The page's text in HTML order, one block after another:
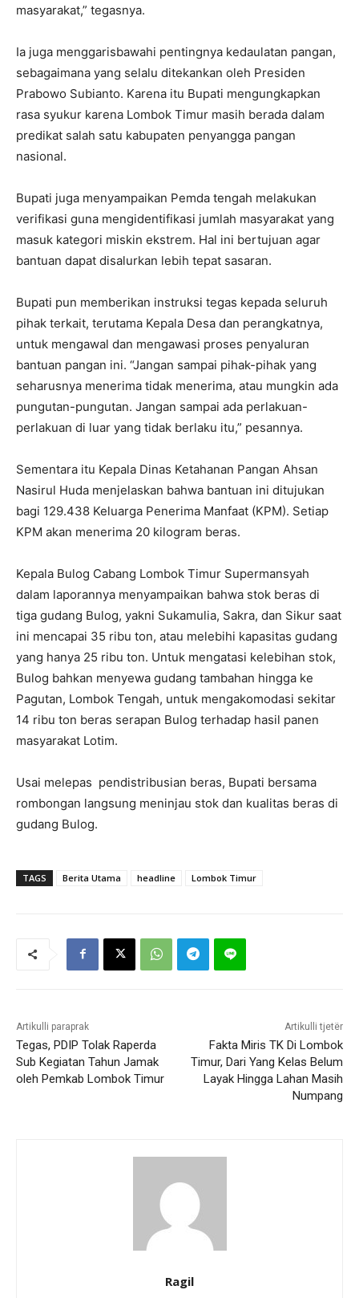
masyarakat,” tegasnya.
Ia juga menggarisbawahi pentingnya kedaulatan pangan,
sebagaimana yang selalu ditekankan oleh Presiden
Prabowo Subianto. Karena itu Bupati mengungkapkan
rasa syukur karena Lombok Timur masih berada dalam
predikat salah satu kabupaten penyangga pangan
nasional.
Bupati juga menyampaikan Pemda tengah melakukan
verifikasi guna mengidentifikasi jumlah masyarakat yang
masuk kategori miskin ekstrem. Hal ini bertujuan agar
bantuan dapat disalurkan lebih tepat sasaran.
Bupati pun memberikan instruksi tegas kepada seluruh
pihak terkait, terutama Kepala Desa dan perangkatnya,
untuk mengawal dan mengawasi proses penyaluran
bantuan pangan ini. “Jangan sampai pihak-pihak yang
seharusnya menerima tidak menerima, atau mungkin ada
pungutan-pungutan. Jangan sampai ada perlakuan-
perlakuan di luar yang tidak berlaku itu,” pesannya.
Sementara itu Kepala Dinas Ketahanan Pangan Ahsan
Nasirul Huda menjelaskan bahwa bantuan ini ditujukan
bagi 129.438 Keluarga Penerima Manfaat (KPM). Setiap
KPM akan menerima 20 kilogram beras.
Kepala Bulog Cabang Lombok Timur Supermansyah
dalam laporannya menyampaikan bahwa stok beras di
tiga gudang Bulog, yakni Sukamulia, Sakra, dan Sikur saat
ini mencapai 35 ribu ton, atau melebihi kapasitas gudang
yang hanya 25 ribu ton. Untuk mengatasi kelebihan stok,
Bulog bahkan menyewa gudang tambahan hingga ke
Pagutan, Lombok Tengah, untuk mengakomodasi sekitar
14 ribu ton beras serapan Bulog terhadap hasil panen
masyarakat Lotim.
Usai melepas pendistribusian beras, Bupati bersama
rombongan langsung meninjau stok dan kualitas beras di
gudang Bulog.
TAGS Berita Utama headline Lombok Timur
Artikulli paraprak
Tegas, PDIP Tolak Raperda
Sub Kegiatan Tahun Jamak
oleh Pemkab Lombok Timur
Artikulli tjetër
Fakta Miris TK Di Lombok
Timur, Dari Yang Kelas Belum
Layak Hingga Lahan Masih
Numpang
Ragil